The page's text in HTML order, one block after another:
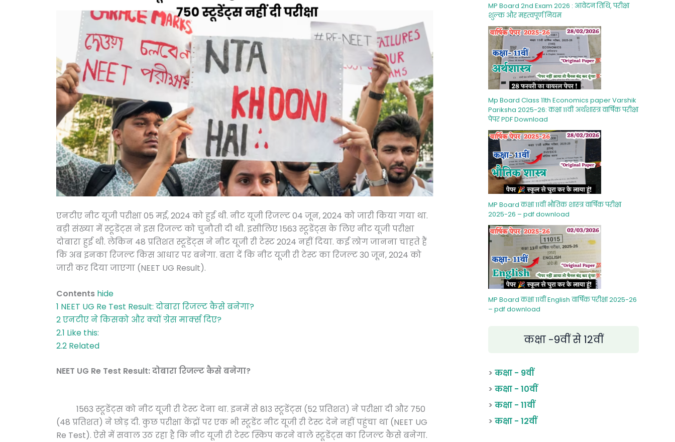
एनटीए नीट यूजी परीक्षा 05 मई, 2024 को हुई थी. नीट यूजी रिजल्ट 04 जून, 2024 को जारी किया गया था.
बड़ी संख्या में स्टूडेंट्स ने इस रिजल्ट को चुनौती दी थी. इसीलिए 1563 स्टूडेंट्स के लिए नीट यूजी परीक्षा
दोबारा हुई थी. लेकिन 48 प्रतिशत स्टूडेंट्स ने नीट यूजी री टेस्ट 2024 नहीं दिया. कई लोग जानना चाहते हैं
कि अब इनका रिजल्ट किस आधार पर बनेगा. बता दें कि नीट यूजी री टेस्ट का रिजल्ट 30 जून, 2024 को
जारी कर दिया जाएगा (NEET UG Result).
Contents hide
1 NEET UG Re Test Result: दोबारा रिजल्ट कैसे बनेगा?
2एनटीए ने किसको और क्यों ग्रेस मार्क्स दिए?
2.1 Like this:
2.2 Related
NEET UG Re Test Result: दोबारा रिजल्ट कैसे बनेगा?
1563 स्टूडेंट्स को नीट यूजी री टेस्ट देना था. इनमें से 813 स्टूडेंट्स (52 प्रतिशत) ने परीक्षा दी और 750
(48 प्रतिशत) ने छोड़ दी. कुछ परीक्षा केंद्रों पर एक भी स्टूडेंट नीट यूजी री टेस्ट देने नहीं पहुंचा था (NEET UG
Re Test). ऐसे में सवाल उठ रहा है कि नीट यूजी री टेस्ट स्किप करने वाले स्टूडेंट्स का रिजल्ट कैसे बनेगा.
MP Board 2nd Exam 2026 : आवेदन तिथि, परीक्षा
शुल्‍क और महत्‍वपूर्ण नियम
Mp Board Class 11th Economics paper Varshik
Pariksha 2025-26: कक्षा 11वीं अर्थशास्‍त्र वार्षिक परीक्षा
पेपर PDF Download
MP Board कक्षा 11वीं भौतिक शास्‍त्र वार्षिक परीक्षा
2025-26 – pdf download
MP Board कक्षा 11वीं English वार्षिक परीक्षा 2025-26
– pdf download
कक्षा -9वीं से 12वीं
> कक्षा - 9वीं
> कक्षा - 10वीं
> कक्षा - 11वीं
> कक्षा - 12वीं